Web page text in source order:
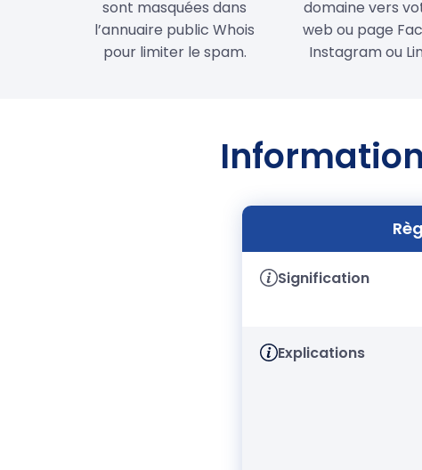
sont masquées dans
l’annuaire public Whois
pour limiter le spam.
domaine vers
web ou page
Instagram ou
Signification
Explications